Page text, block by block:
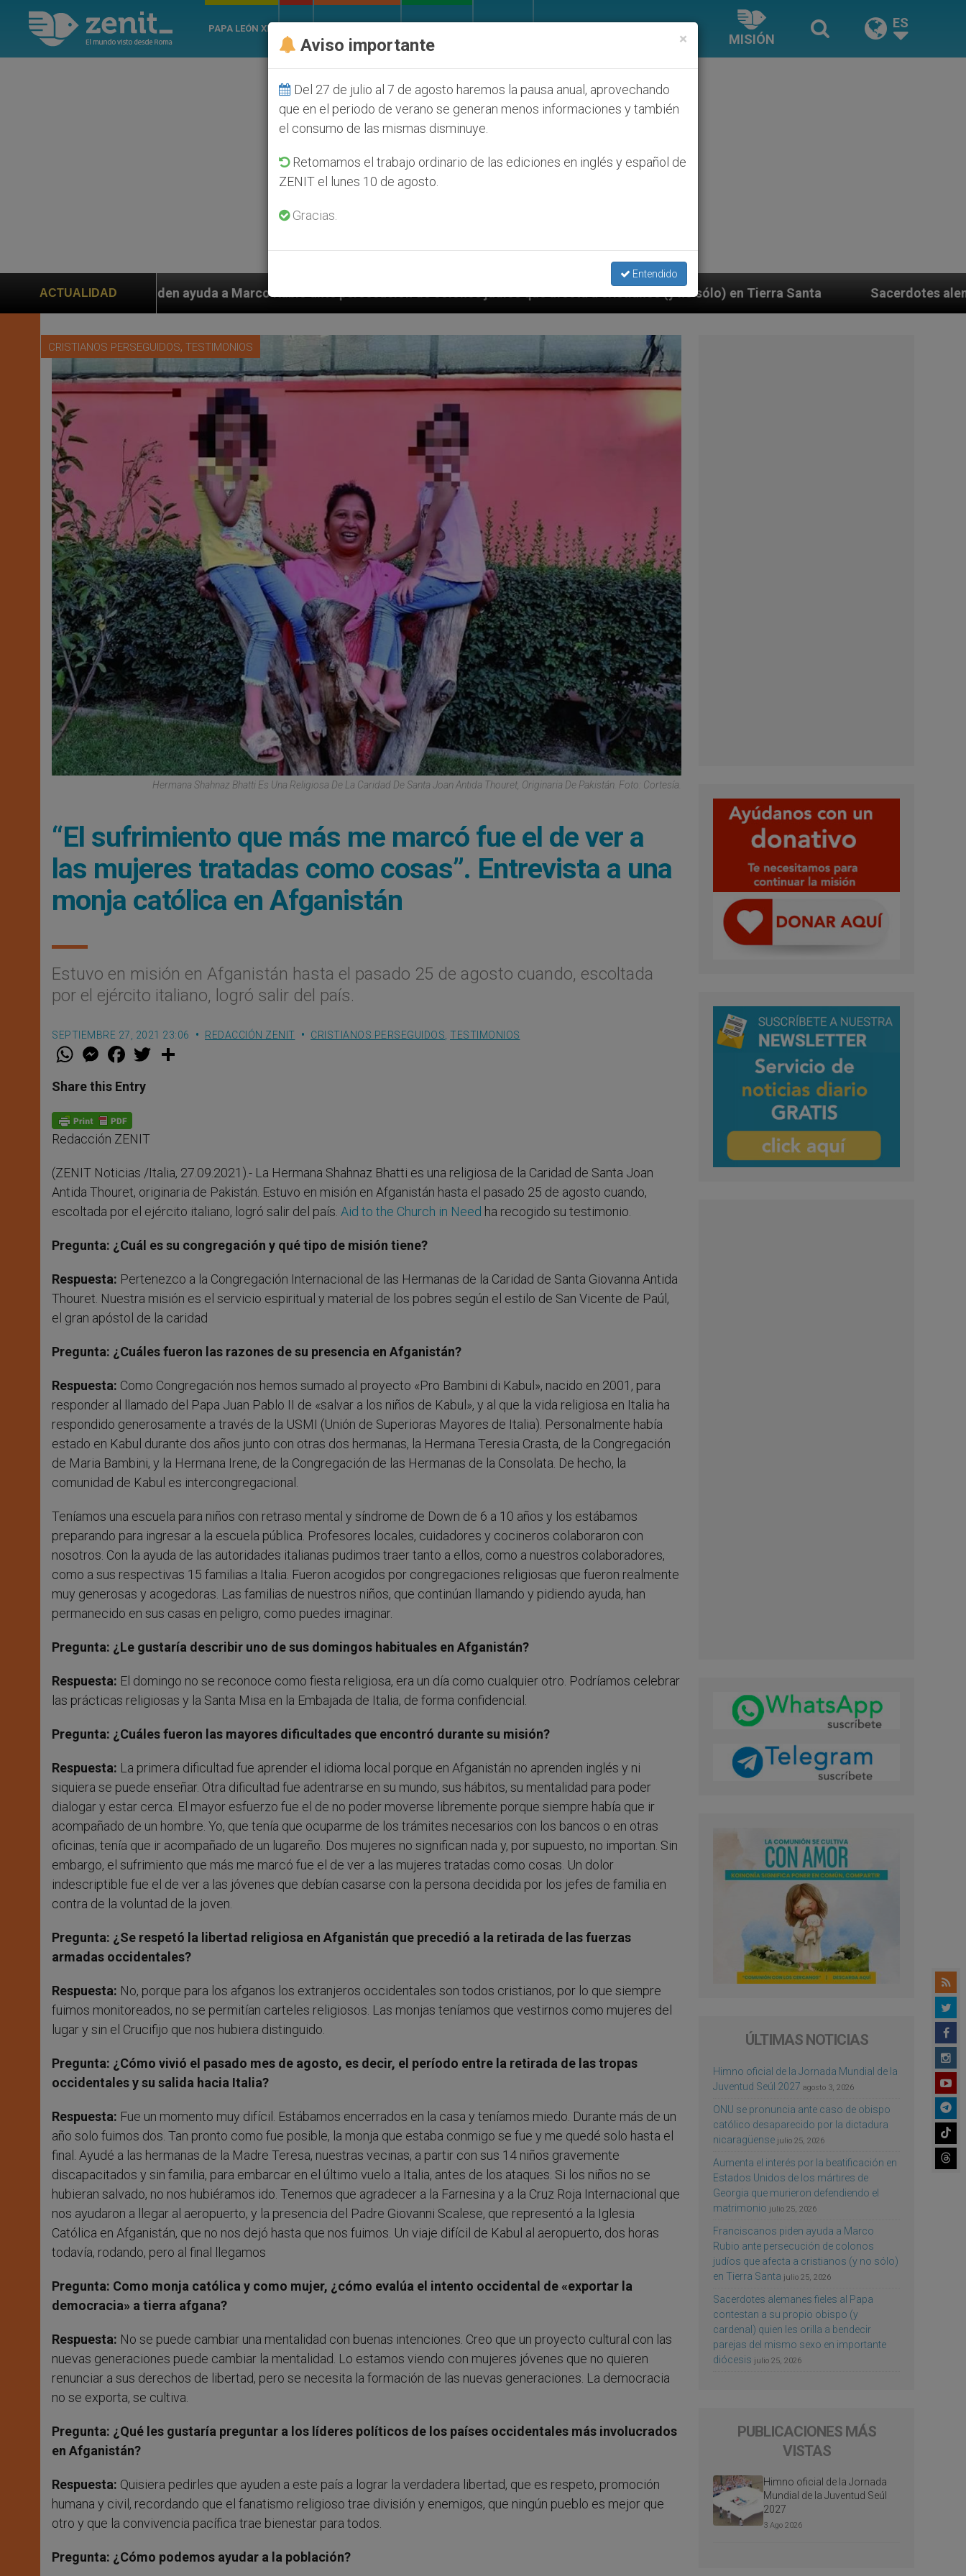
PAPA LEÓN XIV
MISIÓN
ES
ACTUALIDAD
ayuda a Marco Rubio ante persecución de colonos judíos que afecta a cristianos (y no sólo) en Tierra Santa Sacerdotes alemanes fieles al Papa
CRISTIANOS PERSEGUIDOS, TESTIMONIOS
Hermana Shahnaz Bhatti Es Una Religiosa De La Caridad De Santa Joan Antida Thouret, Originaria De Pakistán. Foto: Cortesía.
“El sufrimiento que más me marcó fue el de ver a
las mujeres tratadas como cosas”. Entrevista a una
monja católica en Afganistán
Estuvo en misión en Afganistán hasta el pasado 25 de agosto cuando, escoltada
por el ejército italiano, logró salir del país.
SEPTIEMBRE 27, 2021 23:06 REDACCIÓN ZENIT CRISTIANOS PERSEGUIDOS TESTIMONIOS
W
t
s
p
p
M
e
s
e
g
e
r
F
a
e
b
o
k
w
Share this Entry
Redacción ZENIT
(ZENIT Noticias /Italia, 27.09.2021).- La Hermana Shahnaz Bhatti es una religiosa de la Caridad de Santa Joan
Antida Thouret, originaria de Pakistán. Estuvo en misión en Afganistán hasta el pasado 25 de agosto cuando,
escoltada por el ejército italiano, logró salir del país. Aid to the Church in Need ha recogido su testimonio.
Pregunta: ¿Cuál es su congregación y qué tipo de misión tiene?
Respuesta: Pertenezco a la Congregación Internacional de las Hermanas de la Caridad de Santa Giovanna Antida
Thouret. Nuestra misión es el servicio espiritual y material de los pobres según el estilo de San Vicente de Paúl,
el gran apóstol de la caridad
Pregunta: ¿Cuáles fueron las razones de su presencia en Afganistán?
Respuesta: Como Congregación nos hemos sumado al proyecto «Pro Bambini di Kabul», nacido en 2001, para
responder al llamado del Papa Juan Pablo II de «salvar a los niños de Kabul», y al que la vida religiosa en Italia ha
respondido generosamente a través de la USMI (Unión de Superioras Mayores de Italia). Personalmente había
estado en Kabul durante dos años junto con otras dos hermanas, la Hermana Teresia Crasta, de la Congregación
de Maria Bambini, y la Hermana Irene, de la Congregación de las Hermanas de la Consolata. De hecho, la
comunidad de Kabul es intercongregacional.
Teníamos una escuela para niños con retraso mental y síndrome de Down de 6 a 10 años y los estábamos
preparando para ingresar a la escuela pública. Profesores locales, cuidadores y cocineros colaboraron con
nosotros. Con la ayuda de las autoridades italianas pudimos traer tanto a ellos, como a nuestros colaboradores,
como a sus respectivas 15 familias a Italia. Fueron acogidos por congregaciones religiosas que fueron realmente
muy generosas y acogedoras. Las familias de nuestros niños, que continúan llamando y pidiendo ayuda, han
permanecido en sus casas en peligro, como puedes imaginar.
Pregunta: ¿Le gustaría describir uno de sus domingos habituales en Afganistán?
Respuesta: El domingo no se reconoce como fiesta religiosa, era un día como cualquier otro. Podríamos celebrar
las prácticas religiosas y la Santa Misa en la Embajada de Italia, de forma confidencial.
Pregunta: ¿Cuáles fueron las mayores dificultades que encontró durante su misión?
Respuesta: La primera dificultad fue aprender el idioma local porque en Afganistán no aprenden inglés y ni
siquiera se puede enseñar. Otra dificultad fue adentrarse en su mundo, sus hábitos, su mentalidad para poder
dialogar y estar cerca. El mayor esfuerzo fue el de no poder moverse libremente porque siempre había que ir
acompañado de un hombre. Yo, que tenía que ocuparme de los trámites necesarios con los bancos o en otras
oficinas, tenía que ir acompañado de un lugareño. Dos mujeres no significan nada y, por supuesto, no importan. Sin
embargo, el sufrimiento que más me marcó fue el de ver a las mujeres tratadas como cosas. Un dolor
indescriptible fue el de ver a las jóvenes que debían casarse con la persona decidida por los jefes de familia en
contra de la voluntad de la joven.
Pregunta: ¿Se respetó la libertad religiosa en Afganistán que precedió a la retirada de las fuerzas
armadas occidentales?
Respuesta: No, porque para los afganos los extranjeros occidentales son todos cristianos, por lo que siempre
fuimos monitoreados, no se permitían carteles religiosos. Las monjas teníamos que vestirnos como mujeres del
lugar y sin el Crucifijo que nos hubiera distinguido.
Pregunta: ¿Cómo vivió el pasado mes de agosto, es decir, el período entre la retirada de las tropas
occidentales y su salida hacia Italia?
Respuesta: Fue un momento muy difícil. Estábamos encerrados en la casa y teníamos miedo. Durante más de un
año solo fuimos dos. Tan pronto como fue posible, la monja que estaba conmigo se fue y me quedé solo hasta el
final. Ayudé a las hermanas de la Madre Teresa, nuestras vecinas, a partir con sus 14 niños gravemente
discapacitados y sin familia, para embarcar en el último vuelo a Italia, antes de los ataques. Si los niños no se
hubieran salvado, no nos hubiéramos ido. Tenemos que agradecer a la Farnesina y a la Cruz Roja Internacional que
nos ayudaron a llegar al aeropuerto, y la presencia del Padre Giovanni Scalese, que representó a la Iglesia
Católica en Afganistán, que no nos dejó hasta que nos fuimos. Un viaje difícil de Kabul al aeropuerto, dos horas
todavía, rodando, pero al final llegamos
Pregunta: Como monja católica y como mujer, ¿cómo evalúa el intento occidental de «exportar la
democracia» a tierra afgana?
Respuesta: No se puede cambiar una mentalidad con buenas intenciones. Creo que un proyecto cultural con las
nuevas generaciones puede cambiar la mentalidad. Lo estamos viendo con mujeres jóvenes que no quieren
renunciar a sus derechos de libertad, pero se necesita la formación de las nuevas generaciones. La democracia
no se exporta, se cultiva.
Pregunta: ¿Qué les gustaría preguntar a los líderes políticos de los países occidentales más involucrados
en Afganistán?
Respuesta: Quisiera pedirles que ayuden a este país a lograr la verdadera libertad, que es respeto, promoción
humana y civil, recordando que el fanatismo religioso trae división y enemigos, que ningún pueblo es mejor que
otro y que la convivencia pacífica trae bienestar para todos.
Pregunta: ¿Cómo podemos ayudar a la población?
ÚLTIMAS NOTICIAS
Himno oficial de la Jornada Mundial de la
Juventud Seúl 2027 agosto 3, 2026
ONU se pronuncia ante caso de obispo
católico desaparecido por la dictadura
nicaragüense julio 25, 2026
Aumenta el interés por la beatificación en
Estados Unidos de los mártires de
Georgia que murieron defendiendo el
matrimonio julio 25, 2026
Franciscanos piden ayuda a Marco
Rubio ante persecución de colonos
judíos que afecta a cristianos (y no sólo)
en Tierra Santa julio 25, 2026
Sacerdotes alemanes fieles al Papa
contestan a su propio obispo (y
cardenal) quien les orilla a bendecir
parejas del mismo sexo en importante
diócesis julio 25, 2026
PUBLICACIONES MÁS
VISTAS
Himno oficial de la Jornada
Mundial de la Juventud Seúl
2027
3 Ago 2026
×
Aviso importante
Del 27 de julio al 7 de agosto haremos la pausa anual, aprovechando
que en el periodo de verano se generan menos informaciones y también
el consumo de las mismas disminuye.
Retomamos el trabajo ordinario de las ediciones en inglés y español de
ZENIT el lunes 10 de agosto.
Gracias.
Entendido